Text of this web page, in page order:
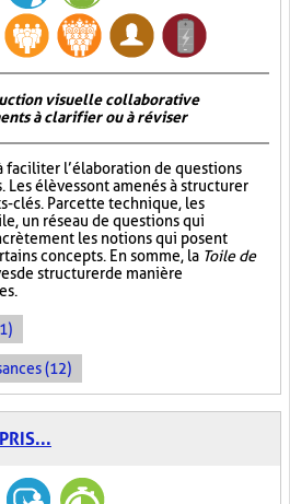
visuelle collaborative
à clarifier ou à réviser
faciliter l’élaboration de questions
Les élèves sont amenés à structurer
clés. Par cette technique, les
un réseau de questions qui
les notions qui posent
concepts. En somme, la Toile de
de structurer de manière
(12)